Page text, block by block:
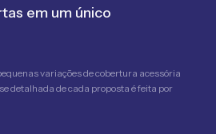
em um único
variações de cobertura acessória
detalhada de cada proposta é feita por